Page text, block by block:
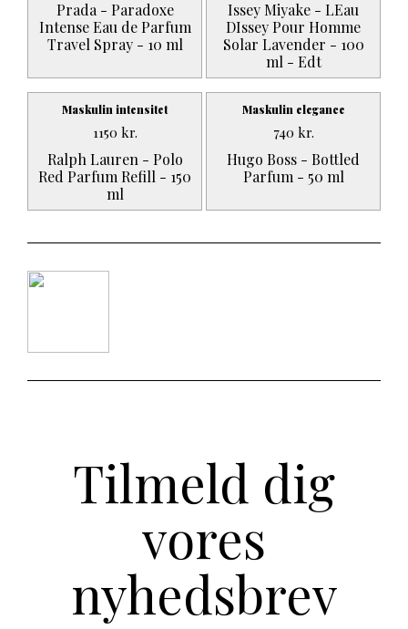
Prada - Paradoxe
Intense Eau de Parfum
Travel Spray - 10 ml
Issey Miyake - LEau
DIssey Pour Homme
Solar Lavender - 100
ml - Edt
Maskulin intensitet
Ralph Lauren - Polo
Red Parfum Refill - 150
ml
1150 kr.
Maskulin elegance
Hugo Boss - Bottled
Parfum - 50 ml
740 kr.
Tilmeld dig
vores
nyhedsbrev